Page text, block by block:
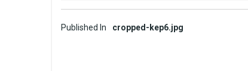
Post
Published In cropped-kep6.jpg